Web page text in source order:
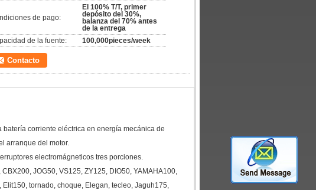
de pago:
El 100% T/T, primer
depósito del 30%,
balanza del 70% antes
de la entrega
de la fuente:
100,000pieces/week
Contacto
corriente eléctrica en energía mecánica de
arranque del motor.
electromágneticos tres porciones.
JOG50, VS125, ZY125, DIO50, YAMAHA100,
Elit150, tornado, choque, Elegan, tecleo, Jaguh175,